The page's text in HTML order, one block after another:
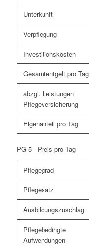
Unterkunft
Verpflegung
Investitionskosten
Gesamtentgelt pro Tag
abzgl. Leistungen
Pflegeversicherung
Eigenanteil pro Tag
PG 5 - Preis pro Tag
Pflegegrad
Pflegesatz
Ausbildungszuschlag
Pflegebedingte
Aufwendungen